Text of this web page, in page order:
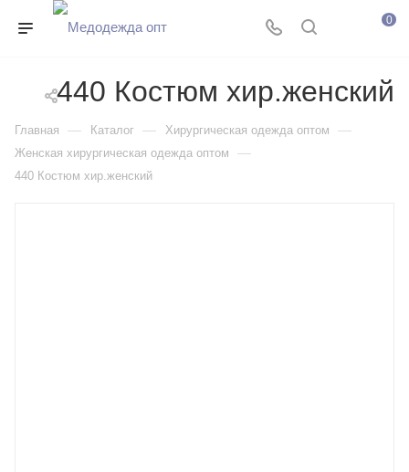
0
440 Костюм хир.женский
Главная — Каталог — Хирургическая одежда оптом —
Женская хирургическая одежда оптом —
440 Костюм хир.женский